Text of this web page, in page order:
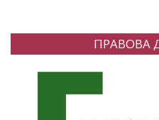
ПРАВОВА